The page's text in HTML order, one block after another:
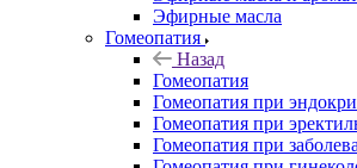
Эфирные масла
Гомеопатия
Назад
Гомеопатия
Гомеопатия при
Гомеопатия при
Гомеопатия при